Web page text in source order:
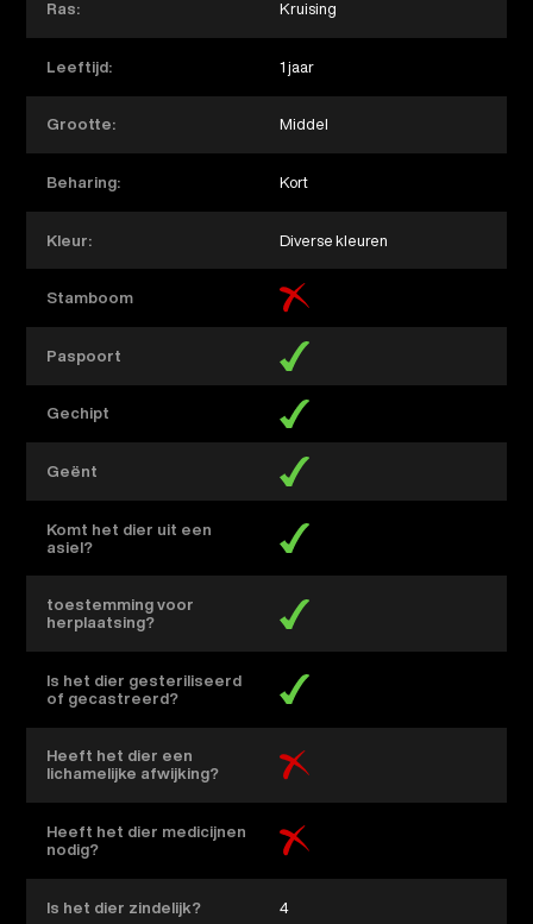
Ras: Kruising
Leeftijd: 1 jaar
Grootte: Middel
Beharing: Kort
Kleur: Diverse kleuren
Stamboom
Paspoort
Gechipt
Geënt
Komt het dier uit een
asiel?
toestemming voor
herplaatsing?
Is het dier gesteriliseerd
of gecastreerd?
Heeft het dier een
lichamelijke afwijking?
Heeft het dier medicijnen
nodig?
Is het dier zindelijk? 4